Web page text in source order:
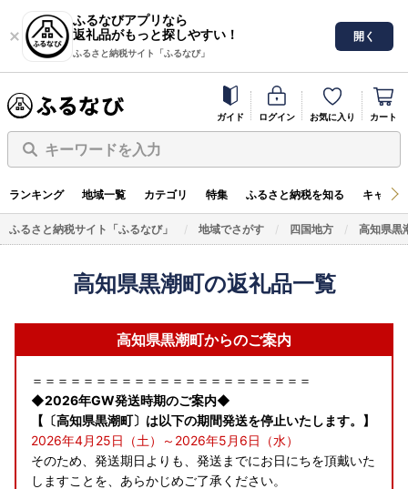
ふるなびアプリなら
返礼品がもっと探しやすい！
ふるさと納税サイト「ふるなび」
開く
ガイド ログイン お気に入り カート
キーワードを入力
ランキング 地域一覧 カテゴリ 特集 ふるさと納税を知る キャン
ふるさと納税サイト「ふるなび」 地域でさがす 四国地方 高知県黒
高知県黒潮町の返礼品一覧
高知県黒潮町からのご案内
＝＝＝＝＝＝＝＝＝＝＝＝＝＝＝＝＝＝＝＝＝＝
◆2026年GW発送時期のご案内◆
【〔高知県黒潮町〕は以下の期間発送を停止いたします。】
2026年4月25日（土）～2026年5月6日（水）
そのため、発送期日よりも、発送までにお日にちを頂戴いた
しますことを、あらかじめご了承ください。